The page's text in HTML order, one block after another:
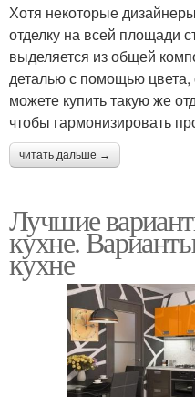
Хотя некоторые
отделку на всей площади
выделяется из общей
деталью с помощью
можете купить такую ​​же
чтобы гармонизировать
читать дальше →
Лучшие
кухне.
кухне